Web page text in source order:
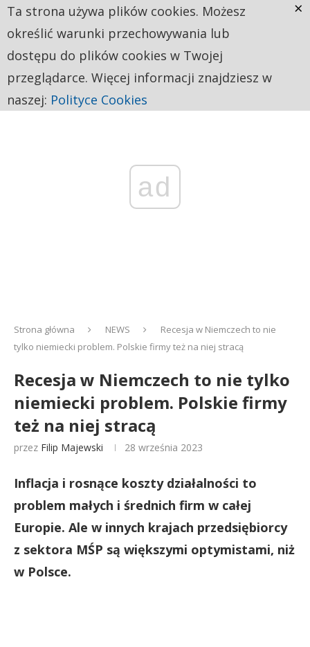
ad
Strona główna NEWS
Recesja w Niemczech to nie
tylko niemiecki problem. Polskie firmy też na niej stracą
Recesja w Niemczech to nie tylko
niemiecki problem. Polskie firmy
też na niej stracą
przez Filip Majewski 28 września 2023
Inflacja i rosnące koszty działalności to
problem małych i średnich firm w całej
Europie. Ale w innych krajach przedsiębiorcy
z sektora MŚP są większymi optymistami, niż
w Polsce.
Ta strona używa plików cookies. Możesz
określić warunki przechowywania lub
dostępu do plików cookies w Twojej
przeglądarce. Więcej informacji znajdziesz w
naszej: Polityce Cookies
×